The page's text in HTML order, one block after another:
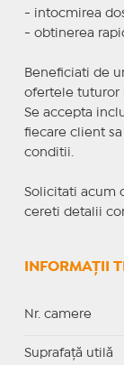
- intocmirea
- obtinerea
Beneficiati de
ofertele tuturor
Se accepta
fiecare client
conditii.
Solicitati acum
cereti detalii
INFORMAȚII
Nr. camere
Suprafaţă utilă